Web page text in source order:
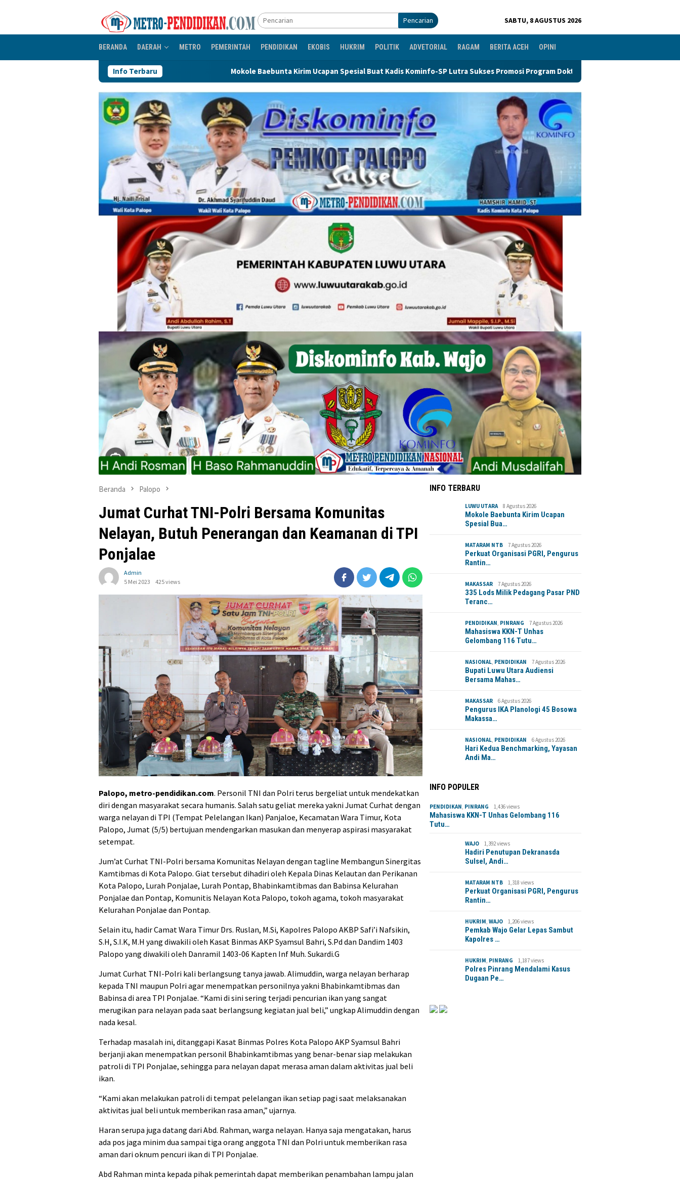
Pencarian SABTU, 8 AGUSTUS 2026
BERANDA DAERAH METRO PEMERINTAH PENDIDIKAN EKOBIS HUKRIM POLITIK ADVETORIAL RAGAM BERITA ACEH OPINI
Info TerbaruMokole Baebunta Kirim Ucapan Spesial Buat Kadis Kominfo-SP Lutra Sukses Promosi Program Doktor Perkuat Organisasi PGRI, Pengurus
Beranda Palopo
Jumat Curhat TNI-Polri Bersama Komunitas
Nelayan, Butuh Penerangan dan Keamanan di TPI
Ponjalae
Admin
5 Mei 2023
425 views
Palopo, metro-pendidikan.com. Personil TNI dan Polri terus bergeliat untuk mendekatkan
diri dengan masyarakat secara humanis. Salah satu geliat mereka yakni Jumat Curhat dengan
warga nelayan di TPI (Tempat Pelelangan Ikan) Panjaloe, Kecamatan Wara Timur, Kota
Palopo, Jumat (5/5) bertujuan mendengarkan masukan dan menyerap aspirasi masyarakat
setempat.
Jum’at Curhat TNI-Polri bersama Komunitas Nelayan dengan tagline Membangun Sinergitas
Kamtibmas di Kota Palopo. Giat tersebut dihadiri oleh Kepala Dinas Kelautan dan Perikanan
Kota Palopo, Lurah Ponjalae, Lurah Pontap, Bhabinkamtibmas dan Babinsa Kelurahan
Ponjalae dan Pontap, Komunitis Nelayan Kota Palopo, tokoh agama, tokoh masyarakat
Kelurahan Ponjalae dan Pontap.
Selain itu, hadir Camat Wara Timur Drs. Ruslan, M.Si, Kapolres Palopo AKBP Safi’i Nafsikin,
S.H, S.I.K, M.H yang diwakili oleh Kasat Binmas AKP Syamsul Bahri, S.Pd dan Dandim 1403
Palopo yang diwakili oleh Danramil 1403-06 Kapten Inf Muh. Sukardi.G
Jumat Curhat TNI-Polri kali berlangsung tanya jawab. Alimuddin, warga nelayan berharap
kepada TNI maupun Polri agar menempatkan personilnya yakni Bhabinkamtibmas dan
Babinsa di area TPI Ponjalae. “Kami di sini sering terjadi pencurian ikan yang sangat
merugikan para nelayan pada saat berlangsung kegiatan jual beli,” ungkap Alimuddin dengan
nada kesal.
Terhadap masalah ini, ditanggapi Kasat Binmas Polres Kota Palopo AKP Syamsul Bahri
berjanji akan menempatkan personil Bhabinkamtibmas yang benar-benar siap melakukan
patroli di TPI Ponjalae, sehingga para nelayan dapat merasa aman dalam aktivitas jual beli
ikan.
“Kami akan melakukan patroli di tempat pelelangan ikan setiap pagi saat melaksanakan
aktivitas jual beli untuk memberikan rasa aman,” ujarnya.
Haran serupa juga datang dari Abd. Rahman, warga nelayan. Hanya saja mengatakan, harus
ada pos jaga minim dua sampai tiga orang anggota TNI dan Polri untuk memberikan rasa
aman dari oknum pencuri ikan di TPI Ponjalae.
Abd Rahman minta kepada pihak pemerintah dapat memberikan penambahan lampu jalan
INFO TERBARU
LUWU UTARA 8 Agustus 2026
Mokole Baebunta Kirim Ucapan
Spesial Bua…
MATARAM NTB 7 Agustus 2026
Perkuat Organisasi PGRI, Pengurus
Rantin…
MAKASSAR 7 Agustus 2026
335 Lods Milik Pedagang Pasar PND
Teranc…
PENDIDIKAN PINRANG 7 Agustus 2026
Mahasiswa KKN-T Unhas
Gelombang 116 Tutu…
NASIONAL PENDIDIKAN 7 Agustus 2026
Bupati Luwu Utara Audiensi
Bersama Mahas…
MAKASSAR 6 Agustus 2026
Pengurus IKA Planologi 45 Bosowa
Makassa…
NASIONAL PENDIDIKAN 6 Agustus 2026
Hari Kedua Benchmarking, Yayasan
Andi Ma…
INFO POPULER
PENDIDIKAN PINRANG 1,436 views
Mahasiswa KKN-T Unhas Gelombang 116
Tutu…
WAJO 1,392 views
Hadiri Penutupan Dekranasda
Sulsel, Andi…
MATARAM NTB 1,318 views
Perkuat Organisasi PGRI, Pengurus
Rantin…
HUKRIM ,WAJO 1,206 views
Pemkab Wajo Gelar Lepas Sambut
Kapolres …
HUKRIM PINRANG 1,187 views
Polres Pinrang Mendalami Kasus
Dugaan Pe…